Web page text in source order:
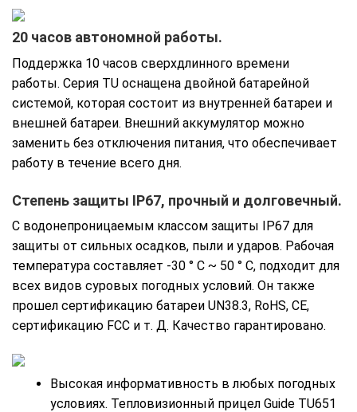
20 часов автономной работы.
Поддержка 10 часов сверхдлинного времени
работы. Серия TU оснащена двойной батарейной
системой, которая состоит из внутренней батареи и
внешней батареи. Внешний аккумулятор можно
заменить без отключения питания, что обеспечивает
работу в течение всего дня.
Степень защиты IP67, прочный и долговечный.
С водонепроницаемым классом защиты IP67 для
защиты от сильных осадков, пыли и ударов. Рабочая
температура составляет -30 ° C ~ 50 ° C, подходит для
всех видов суровых погодных условий. Он также
прошел сертификацию батареи UN38.3, RoHS, CE,
сертификацию FCC и т. Д. Качество гарантировано.
Высокая информативность в любых погодных
условиях. Тепловизионный прицел Guide TU651